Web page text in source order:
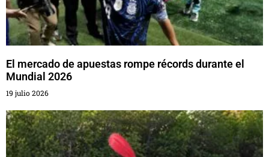
El mercado de apuestas rompe récords durante el
Mundial 2026
19 julio 2026